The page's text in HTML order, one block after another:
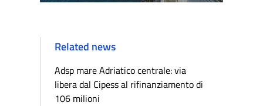
Related news
Adsp mare Adriatico centrale: via
libera dal Cipess al rifinanziamento di
106 milioni